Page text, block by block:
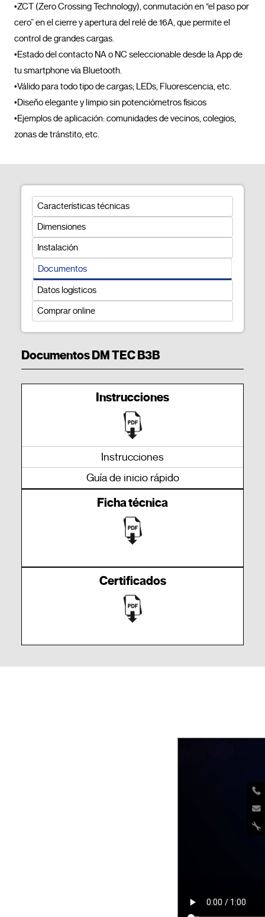
•ZCT (Zero Crossing Technology), conmutación en “el paso por
cero” en el cierre y apertura del relé de 16A, que permite el
control de grandes cargas.
•Estado del contacto NA o NC seleccionable desde la App de
tu smartphone vía Bluetooth.
•Válido para todo tipo de cargas; LEDs, Fluorescencia, etc.
•Diseño elegante y limpio sin potenciómetros físicos
•Ejemplos de aplicación: comunidades de vecinos, colegios,
Características técnicas
Dimensiones
Instalación
Documentos
Datos logísticos
Comprar online
Documentos DM TEC B3B
Instrucciones
Instrucciones
Guía de inicio rápido
Ficha técnica
Certificados